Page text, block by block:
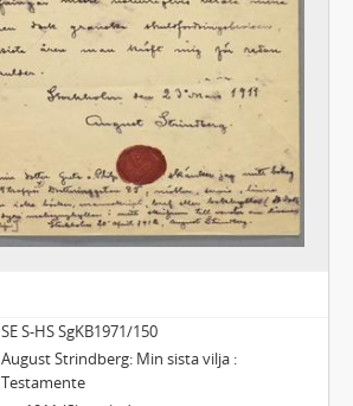
SE S-HS SgKB1971/150
August Strindberg: Min sista vilja :
Testamente